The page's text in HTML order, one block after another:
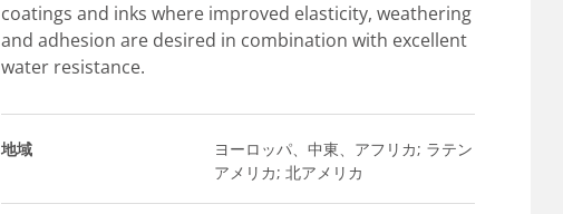
coatings and inks where improved elasticity, weathering
and adhesion are desired in combination with excellent
water resistance.
地域
ヨーロッパ、中東、アフリカ; ラテン
アメリカ; 北アメリカ